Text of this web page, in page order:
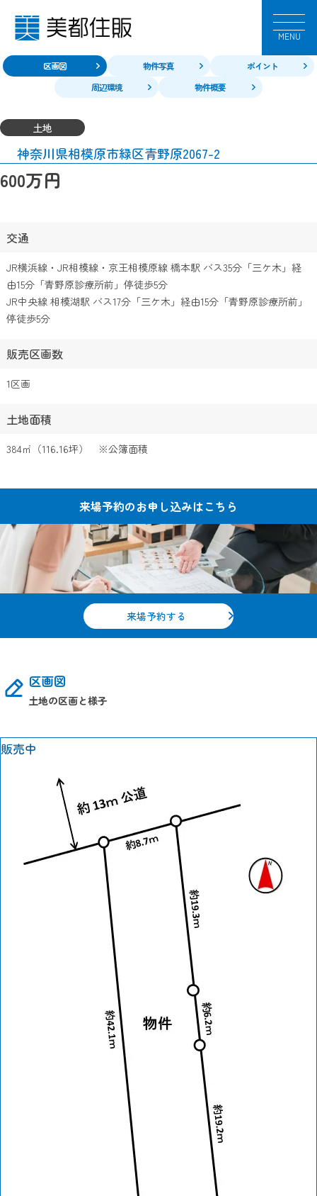
MENU
区画図 物件写真
ポイント
周辺環境
物件概要
神奈川県相模原市緑区青野原2067-2
土地
600万円
交通
JR横浜線・JR相模線・京王相模原線 橋本駅 バス35分「三ケ木」経
由15分「青野原診療所前」停徒歩5分
JR中央線 相模湖駅 バス17分「三ケ木」経由15分「青野原診療所前」
停徒歩5分
販売区画数
1区画
土地面積
384㎡（116.16坪） ※公簿面積
来場予約のお申し込みはこちら
来場予約する
区画図
土地の区画と様子
販売中